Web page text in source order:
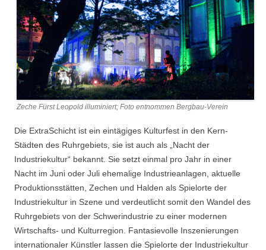
Zeche Fürst Leopold illuminiert; Foto entnommen Bergbau-Verein
Die ExtraSchicht ist ein eintägiges Kulturfest in den Kern-
Städten des Ruhrgebiets, sie ist auch als „Nacht der
Industriekultur“ bekannt. Sie setzt einmal pro Jahr in einer
Nacht im Juni oder Juli ehemalige Industrieanlagen, aktuelle
Produktionsstätten, Zechen und Halden als Spielorte der
Industriekultur in Szene und verdeutlicht somit den Wandel des
Ruhrgebiets von der Schwerindustrie zu einer modernen
Wirtschafts- und Kulturregion. Fantasievolle Inszenierungen
internationaler Künstler lassen die Spielorte der Industriekultur